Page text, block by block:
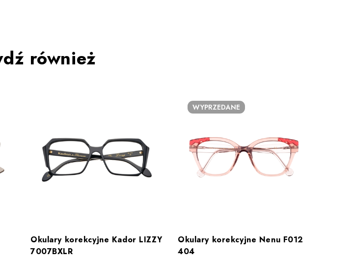
również
Okulary korekcyjne Kador LIZZY
7007BXLR
WYPRZEDANE
Okulary korekcyjne Nenu F012
404